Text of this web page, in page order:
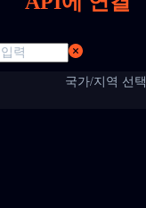
국가/지역 선택